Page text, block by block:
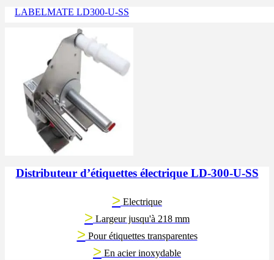
LABELMATE LD300-U-SS
Distributeur d’étiquettes électrique LD-300-U-SS
> Electrique
> Largeur jusqu'à 218 mm
> Pour étiquettes transparentes
> En acier inoxydable